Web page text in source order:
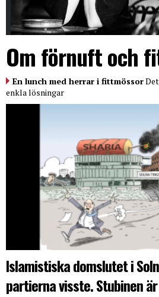
Om förnuft och
En lunch med herrar i fittmössor
enkla lösningar
Islamistiska domslutet i
partierna visste. Stubinen